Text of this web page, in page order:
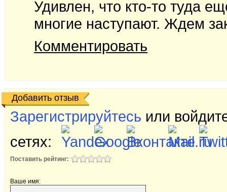
Удивлен, что кто-то туда
многие наступают. Ждем
Комментировать
Добавить отзыв
Зарегистрируйтесь или
сетях:
Поставить рейтинг:
Ваше имя: